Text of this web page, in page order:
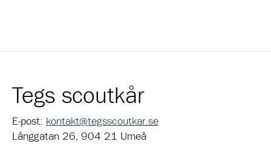
Tegs scoutkår
E-post: kontakt@tegsscoutkar.se
Långgatan 26, 904 21 Umeå